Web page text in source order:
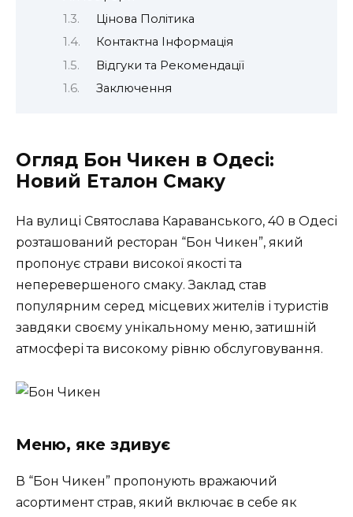
Цінова Політика
Контактна Інформація
Відгуки та Рекомендації
Заключення
Огляд Бон Чикен в Одесі:
Новий Еталон Смаку
На вулиці Святослава Караванського, 40 в Одесі
розташований ресторан “Бон Чикен”, який
пропонує страви високої якості та
неперевершеного смаку. Заклад став
популярним серед місцевих жителів і туристів
завдяки своєму унікальному меню, затишній
атмосфері та високому рівню обслуговування.
Меню, яке здивує
В “Бон Чикен” пропонують вражаючий
асортимент страв, який включає в себе як